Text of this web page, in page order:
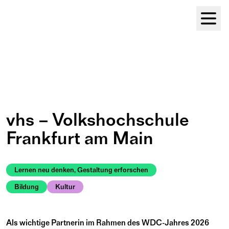
vhs – Volkshochschule
Frankfurt am Main
Lernen neu denken, Gestaltung erforschen
Bildung
Kultur
Als wichtige Partnerin im Rahmen des WDC-Jahres 2026